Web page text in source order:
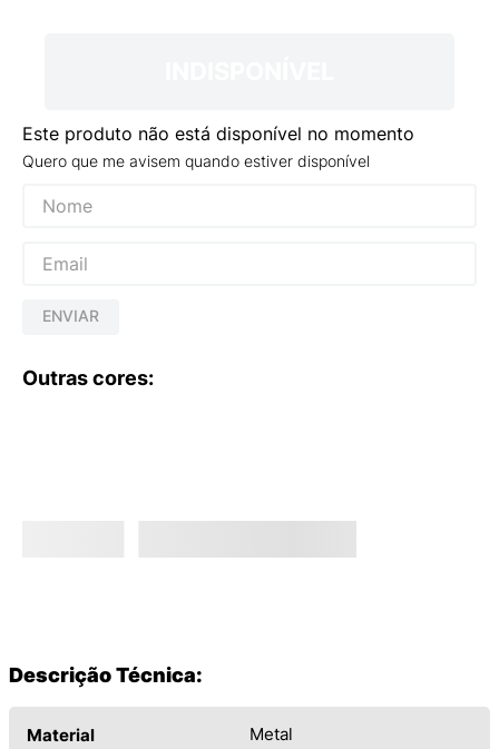
Este produto não está disponível no momento
Quero que me avisem quando estiver disponível
ENVIAR
Outras cores:
Descrição Técnica:
Material Metal